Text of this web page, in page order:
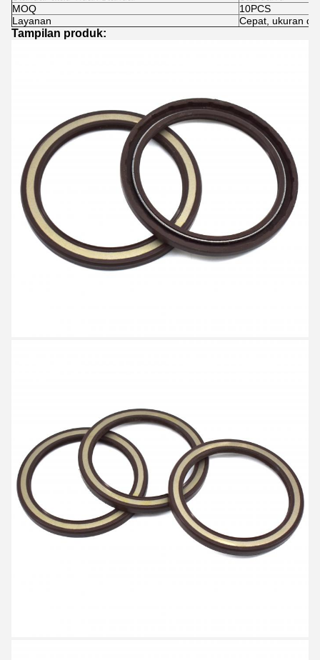
MOQ
10PCS
Layanan
Cepat, ukuran
Tampilan produk: